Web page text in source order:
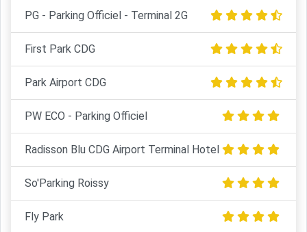
PG - Parking Officiel - Terminal 2G
First Park CDG
Park Airport CDG
PW ECO - Parking Officiel
Radisson Blu CDG Airport Terminal Hotel
So'Parking Roissy
Fly Park